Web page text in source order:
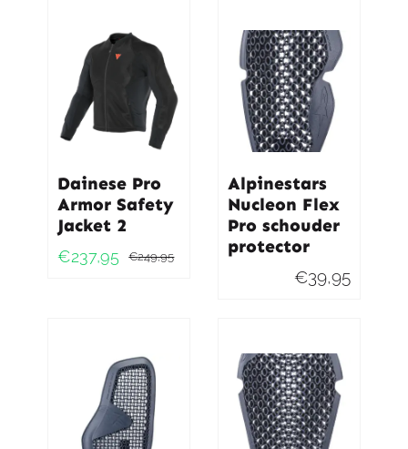
Dainese Pro
Armor Safety
Jacket 2
€249,95
Oorspronkelijke
€237,95
Alpinestars
Nucleon Flex
Pro schouder
protector
€39,95